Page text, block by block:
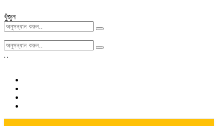
খুঁজুন
, ,